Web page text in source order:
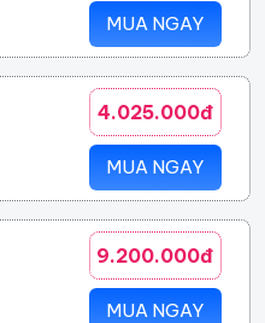
MUA NGAY
4.025.000đ
MUA NGAY
9.200.000đ
MUA NGAY